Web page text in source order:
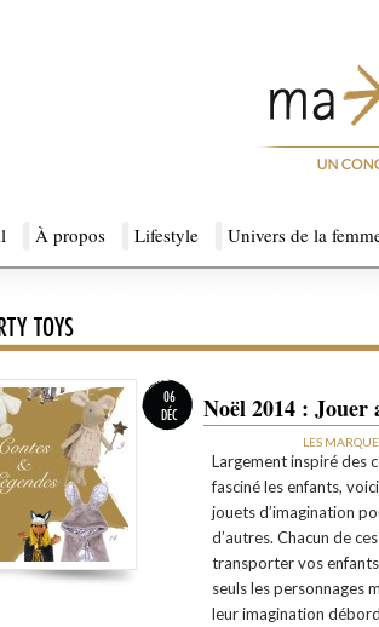
contenu principal
contenu secondaire
À propos Lifestyle Univers de la
TOYS
06
DÉC
Noël 2014 :
LES
Largement inspiré des
fasciné les enfants,
jouets d’imagination
d’autres. Chacun de
transporter vos
seuls les personnages
leur imagination